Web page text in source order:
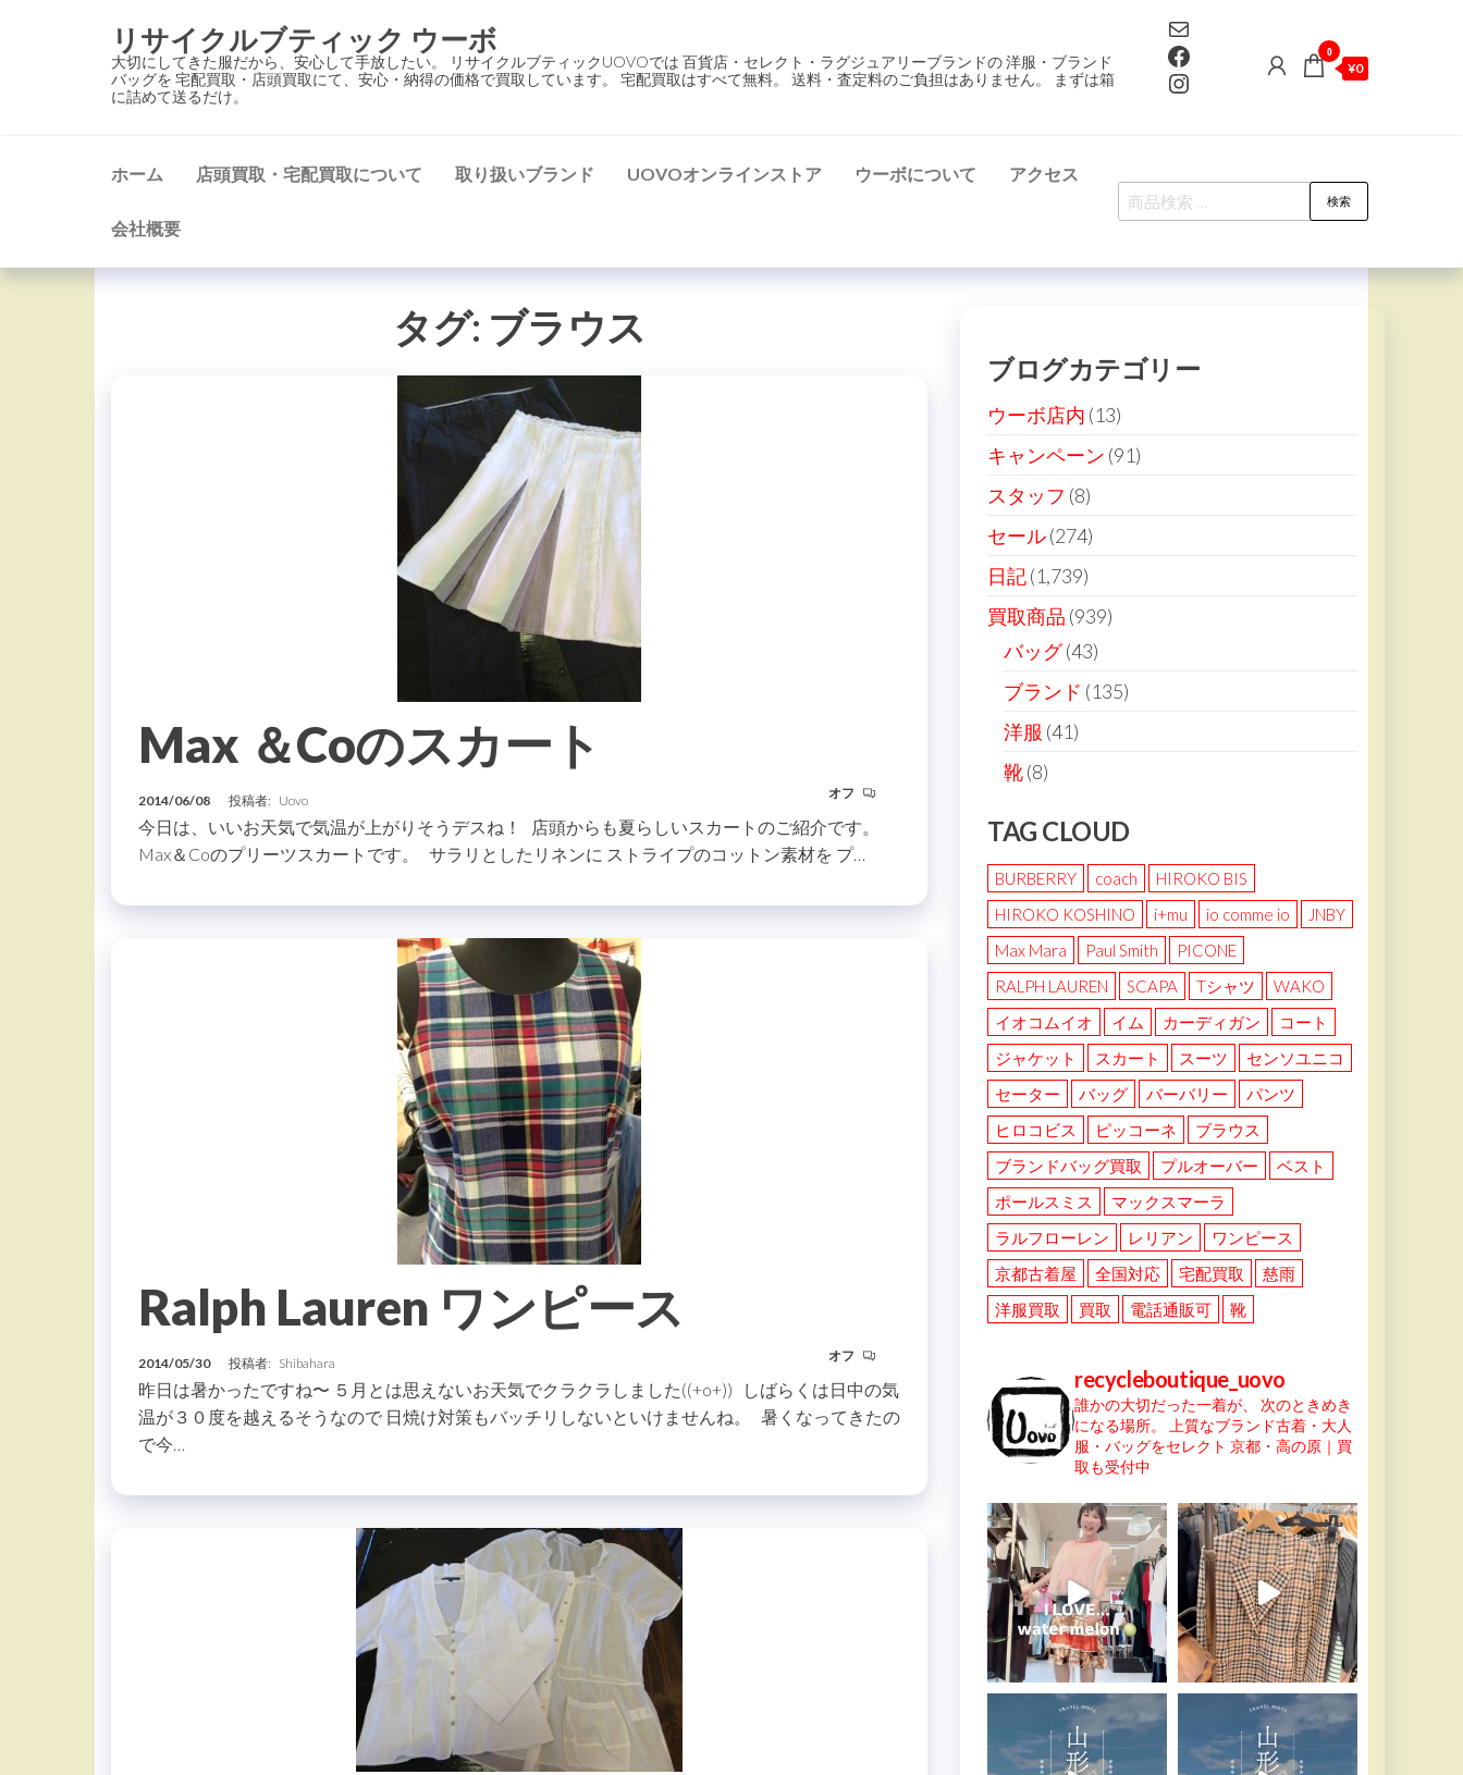
リサイクルブティック ウーボ
大切にしてきた服だから、安心して手放したい。 リサイクルブティックUOVOでは 百貨店・セレクト・ラグジュアリーブランドの 洋服・ブランド
バッグを 宅配買取・店頭買取にて、安心・納得の価格で買取しています。 宅配買取はすべて無料。 送料・査定料のご負担はありません。 まずは箱
に詰めて送るだけ。
Mail
Facebook
Instagram
0
¥0
ホーム 店頭買取・宅配買取について 取り扱いブランド UOVOオンラインストア ウーボについて アクセス
会社概要
検
索
検索
タグ: ブラウス
Max ＆Coのスカート
2014/06/08 投稿者: Uovo オフ
今日は、いいお天気で気温が上がりそうデスね！ 店頭からも夏らしいスカートのご紹介です。
Max＆Coのプリーツスカートです。 サラリとしたリネンに ストライプのコットン素材を プ…
Ralph Lauren ワンピース
2014/05/30 投稿者: Shibahara オフ
昨日は暑かったですね〜 ５月とは思えないお天気でクラクラしました((+o+)) しばらくは日中の気
温が３０度を越えるそうなので 日焼け対策もバッチリしないといけませんね。 暑くなってきたの
で今…
ブログカテゴリー
ウーボ店内 (13)
キャンペーン (91)
スタッフ (8)
セール(274)
日記(1,739)
買取商品 (939)
バッグ(43)
ブランド (135)
洋服 (41)
靴(8)
TAG CLOUD
BURBERRY coach
HIROKO BIS
HIROKO KOSHINO
i+mu io comme io
JNBY
Max Mara
Paul Smith
PICONE
RALPH LAUREN
SCAPA Tシャツ
WAKO
イオコムイオ
イム カーディガン
コート
ジャケット
スカート スーツ
センソユニコ
セーター
バッグ バーバリー
パンツ
ヒロコビス
ピッコーネ
ブラウス
ブランドバッグ買取
プルオーバー
ベスト
ポールスミス
マックスマーラ
ラルフローレン
レリアン
ワンピース
京都古着屋
全国対応 宅配買取
慈雨
洋服買取
買取 電話通販可 靴
recycleboutique_uovo
誰かの大切だった一着が、
次のときめき
になる場所。
上質なブランド古着・大人
服・バッグをセレクト 京都・高の原｜買
取も受付中